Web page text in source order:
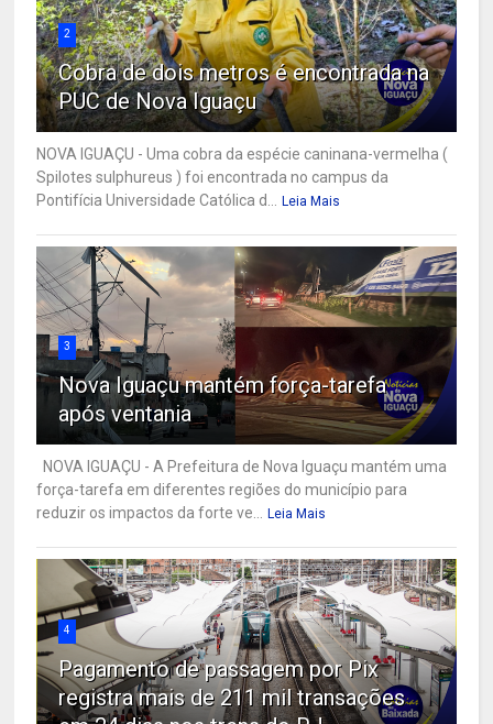
2
Cobra de dois metros é encontrada na
PUC de Nova Iguaçu
NOVA IGUAÇU - Uma cobra da espécie caninana-vermelha (
Spilotes sulphureus ) foi encontrada no campus da
Pontifícia Universidade Católica d... Leia Mais
3
Nova Iguaçu mantém força-tarefa
após ventania
NOVA IGUAÇU - A Prefeitura de Nova Iguaçu mantém uma
força-tarefa em diferentes regiões do município para
reduzir os impactos da forte ve... Leia Mais
4
Pagamento de passagem por Pix
registra mais de 211 mil transações